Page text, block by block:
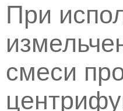
При
смеси